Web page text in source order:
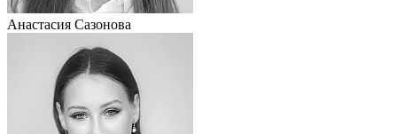
Анастасия Сазонова